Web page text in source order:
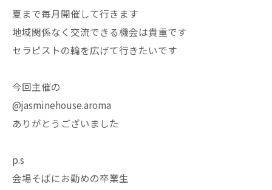
夏まで毎月開催して行きます
地域関係なく交流できる機会は貴重です
セラピストの輪を広げて行きたいです
今回主催の
@jasminehouse.aroma
ありがとうございました
p.s
会場そばにお勤めの卒業生